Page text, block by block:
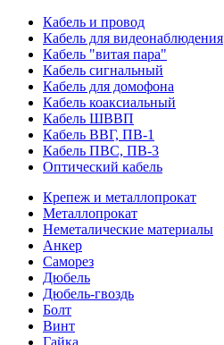
Кабель и провод
Кабель для видеонаблюдения
Кабель "витая пара"
Кабель сигнальный
Кабель для домофона
Кабель коаксиальный
Кабель ШВВП
Кабель ВВГ, ПВ-1
Кабель ПВС, ПВ-3
Оптический кабель
Крепеж и металлопрокат
Металлопрокат
Неметалические материалы
Анкер
Саморез
Дюбель
Дюбель-гвоздь
Болт
Винт
Гайка